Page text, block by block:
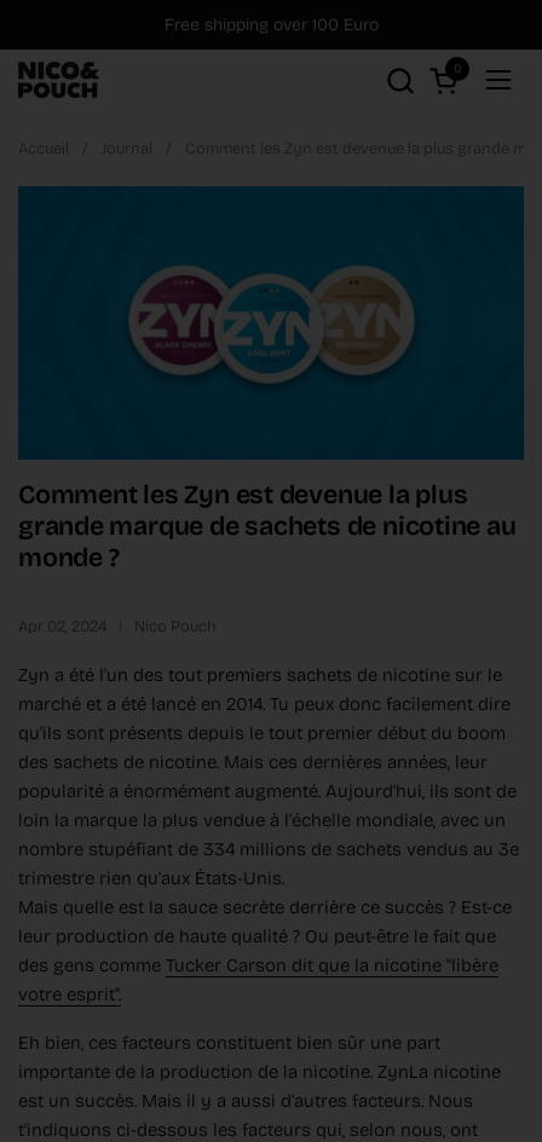
Free shipping over 100 Euro
Ouvrir le
0
Accueil / Journal / Comment les Zyn est devenue la plus grande
Comment les Zyn est devenue la plus
grande marque de sachets de nicotine au
monde ?
Apr 02, 2024 Nico Pouch
Zyn a été l'un des tout premiers sachets de nicotine sur le
marché et a été lancé en 2014. Tu peux donc facilement dire
qu'ils sont présents depuis le tout premier début du boom
des sachets de nicotine. Mais ces dernières années, leur
popularité a énormément augmenté. Aujourd'hui, ils sont de
loin la marque la plus vendue à l'échelle mondiale, avec un
nombre stupéfiant de 334 millions de sachets vendus au 3e
trimestre rien qu'aux États-Unis.
Mais quelle est la sauce secrète derrière ce succès ? Est-ce
leur production de haute qualité ? Ou peut-être le fait que
des gens comme Tucker Carson dit que la nicotine "libère
votre esprit".
Eh bien, ces facteurs constituent bien sûr une part
importante de la production de la nicotine. ZynLa nicotine
est un succès. Mais il y a aussi d'autres facteurs. Nous
t'indiquons ci-dessous les facteurs qui, selon nous, ont